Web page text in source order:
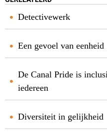
Detectivewerk
Een gevoel van eenheid
De Canal Pride is
iedereen
Diversiteit in gelijkheid